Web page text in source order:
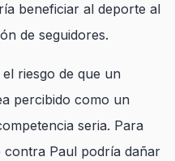
beneficiar al deporte al
de seguidores.
riesgo de que un
percibido como un
seria. Para
Paul podría dañar